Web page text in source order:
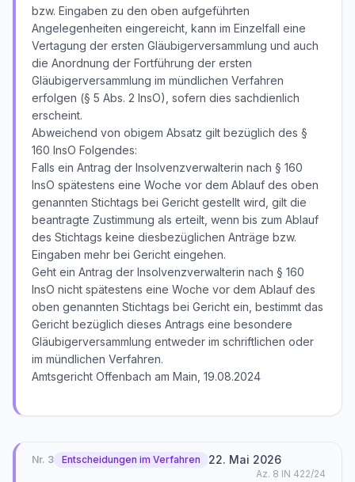
bzw. Eingaben zu den oben aufgeführten
Angelegenheiten eingereicht, kann im Einzelfall eine
Vertagung der ersten Gläubigerversammlung und auch
die Anordnung der Fortführung der ersten
Gläubigerversammlung im mündlichen Verfahren
erfolgen (§ 5 Abs. 2 InsO), sofern dies sachdienlich
erscheint.
Abweichend von obigem Absatz gilt bezüglich des §
160 InsO Folgendes:
Falls ein Antrag der Insolvenzverwalterin nach § 160
InsO spätestens eine Woche vor dem Ablauf des oben
genannten Stichtags bei Gericht gestellt wird, gilt die
beantragte Zustimmung als erteilt, wenn bis zum Ablauf
des Stichtags keine diesbezüglichen Anträge bzw.
Eingaben mehr bei Gericht eingehen.
Geht ein Antrag der Insolvenzverwalterin nach § 160
InsO nicht spätestens eine Woche vor dem Ablauf des
oben genannten Stichtags bei Gericht ein, bestimmt das
Gericht bezüglich dieses Antrags eine besondere
Gläubigerversammlung entweder im schriftlichen oder
im mündlichen Verfahren.
Amtsgericht Offenbach am Main, 19.08.2024
Nr. 3 Entscheidungen im Verfahren 22. Mai 2026
Az. 8 IN 422/24